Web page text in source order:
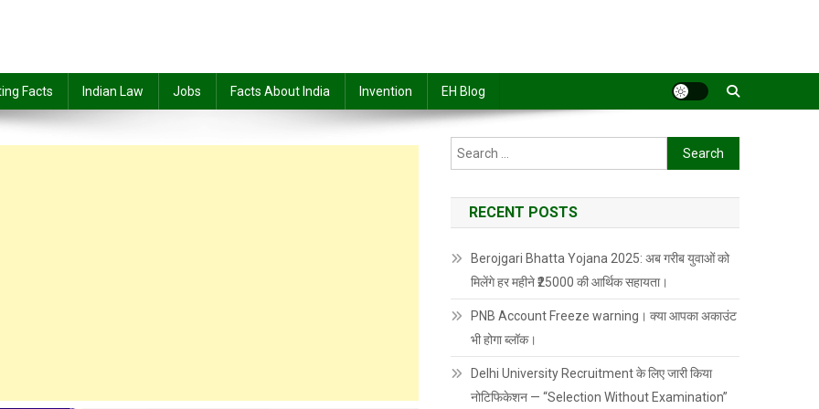
Facts Indian Law Jobs Facts About India Invention EH Blog
Search
for:
RECENT POSTS
Berojgari Bhatta Yojana 2025: अब गरीब युवाओं को
मिलेंगे हर महीने ₹25000 की आर्थिक सहायता।
PNB Account Freeze warning। क्या आपका अकाउंट
भी होगा ब्लॉक।
Delhi University Recruitment के लिए जारी किया
नोटिफिकेशन — “Selection Without Examination”